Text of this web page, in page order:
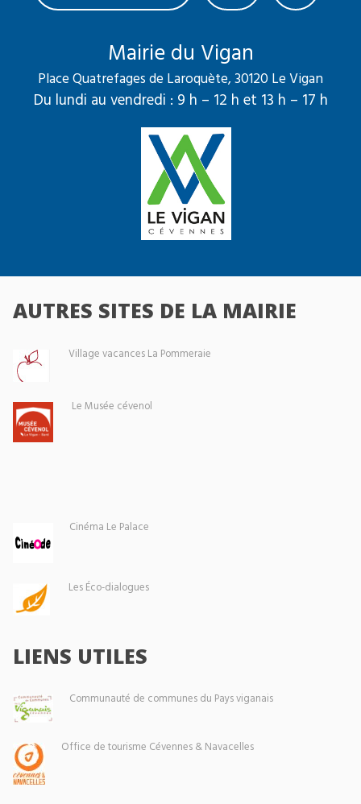
Mairie du Vigan
Place Quatrefages de Laroquète, 30120 Le Vigan
Du lundi au vendredi : 9 h – 12 h et 13 h – 17 h
AUTRES SITES DE LA MAIRIE
Village vacances La Pommeraie
Le Musée cévenol
Cinéma Le Palace
Les Éco-dialogues
LIENS UTILES
Communauté de communes du Pays viganais
Office de tourisme Cévennes & Navacelles